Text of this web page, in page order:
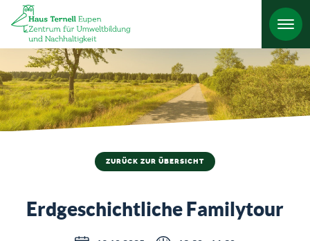
ZURÜCK ZUR ÜBERSICHT
Erdgeschichtliche Familytour